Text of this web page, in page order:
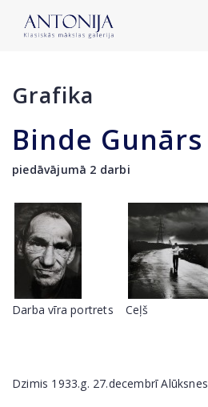
Grafika
Binde Gunārs
piedāvājumā 2 darbi
Darba vīra portrets Ceļš
Dzimis 1933.g. 27.decembrī